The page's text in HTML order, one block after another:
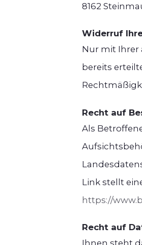
8162
Widerruf
Nur mit Ihrer
bereits
Recht auf
Als
Link stellt
https://
Recht auf